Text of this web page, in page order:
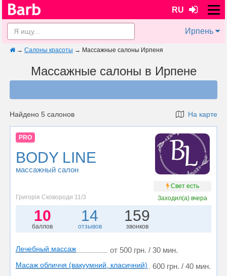
RU
Ирпень
→ Салоны красоты → Массажные салоны Ирпеня
Массажные салоны в Ирпене
Найдено 5 салонов На карте
PRO
BODY LINE
массажный салон
Свет есть
Григорія Сковороди 11/3
Заходил(а)вчера
10
баллов
14
отзывов
159
звонков
Лечебный массаж от 500 грн. / 30 мин.
Масаж обличчя (вакуумний, класичний) 600 грн. / 40 мин.